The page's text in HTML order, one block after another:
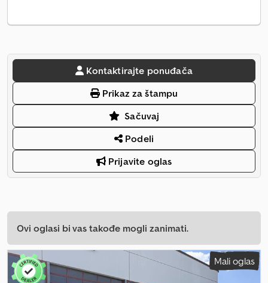
Kontaktirajte ponuđača
Prikaz za štampu
Sačuvaj
Podeli
Prijavite oglas
Ovi oglasi bi vas takođe mogli zanimati.
Mali oglas